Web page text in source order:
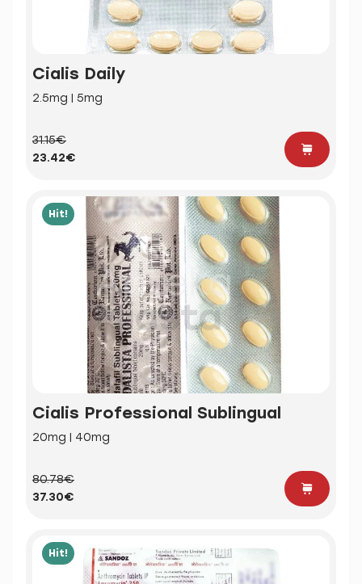
Cialis Daily
2.5mg | 5mg
31.15€
23.42€
Hit!
Cialis Professional Sublingual
20mg | 40mg
80.78€
37.30€
Hit!